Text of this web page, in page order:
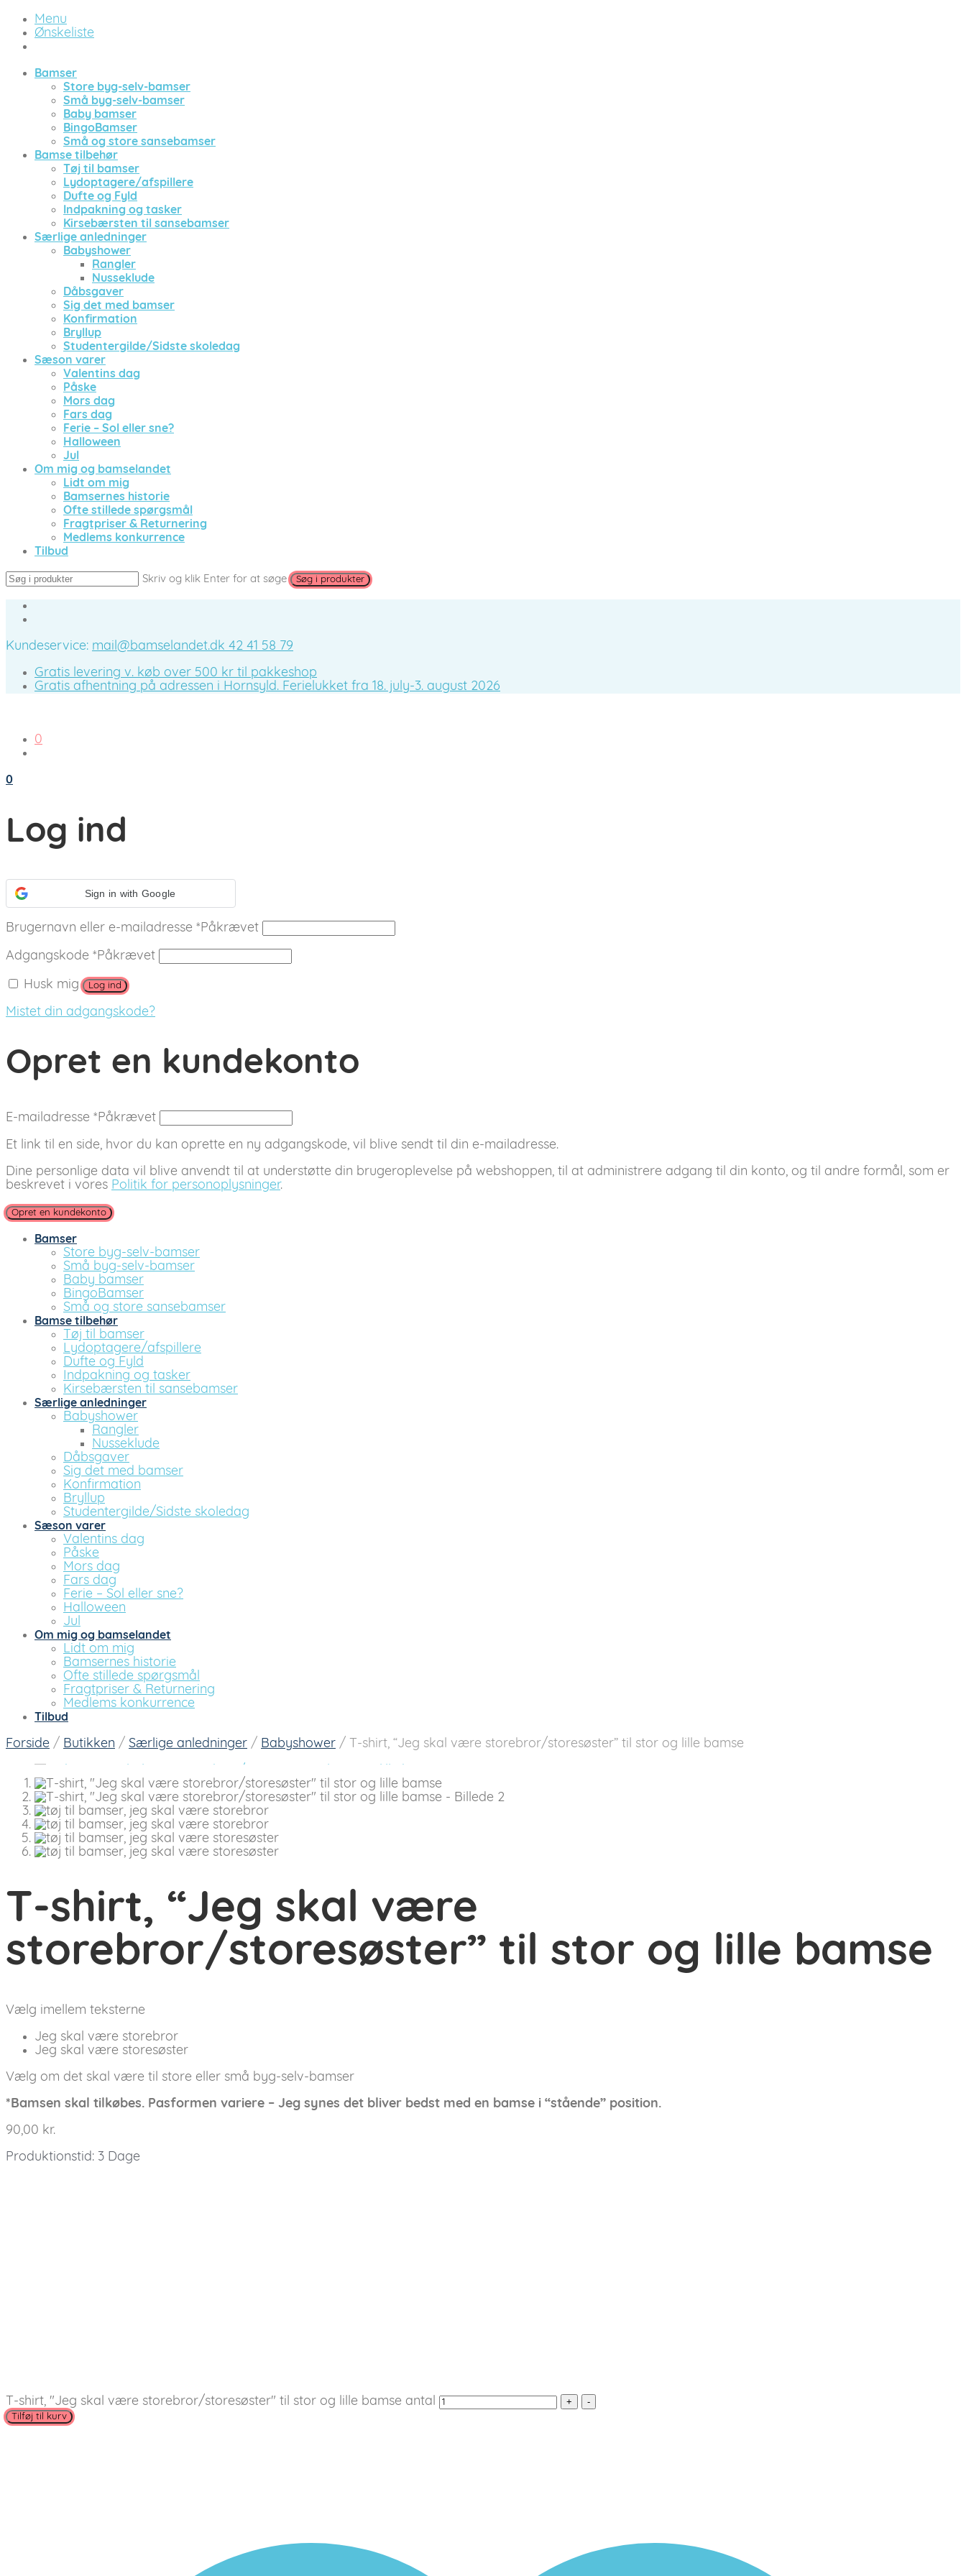
Menu
Ønskeliste
Bamser
Store byg-selv-bamser
Små byg-selv-bamser
Baby bamser
BingoBamser
Små og store sansebamser
Bamse tilbehør
Tøj til bamser
Lydoptagere/afspillere
Dufte og Fyld
Indpakning og tasker
Kirsebærsten til sansebamser
Særlige anledninger
Babyshower
Rangler
Nusseklude
Dåbsgaver
Sig det med bamser
Konfirmation
Bryllup
Studentergilde/Sidste skoledag
Sæson varer
Valentins dag
Påske
Mors dag
Fars dag
Ferie – Sol eller sne?
Halloween
Jul
Om mig og bamselandet
Lidt om mig
Bamsernes historie
Ofte stillede spørgsmål
Fragtpriser & Returnering
Medlems konkurrence
Tilbud
Skriv og klik Enter for at søge
Kundeservice: mail@bamselandet.dk 42 41 58 79
Gratis levering v. køb over 500 kr til pakkeshop
Gratis afhentning på adressen i Hornsyld. Ferielukket fra 18. july-3. august 2026
0
0
Log ind
Sign in with Google
Brugernavn eller e-mailadresse *Påkrævet
Adgangskode *Påkrævet
Husk mig Log ind
Mistet din adgangskode?
Opret en kundekonto
E-mailadresse *Påkrævet
Et link til en side, hvor du kan oprette en ny adgangskode, vil blive sendt til din e-mailadresse.
Dine personlige data vil blive anvendt til at understøtte din brugeroplevelse på webshoppen, til at administrere adgang til din konto, og til andre formål, som er
beskrevet i vores Politik for personoplysninger.
Opret en kundekonto
Bamser
Store byg-selv-bamser
Små byg-selv-bamser
Baby bamser
BingoBamser
Små og store sansebamser
Bamse tilbehør
Tøj til bamser
Lydoptagere/afspillere
Dufte og Fyld
Indpakning og tasker
Kirsebærsten til sansebamser
Særlige anledninger
Babyshower
Rangler
Nusseklude
Dåbsgaver
Sig det med bamser
Konfirmation
Bryllup
Studentergilde/Sidste skoledag
Sæson varer
Valentins dag
Påske
Mors dag
Fars dag
Ferie – Sol eller sne?
Halloween
Jul
Om mig og bamselandet
Lidt om mig
Bamsernes historie
Ofte stillede spørgsmål
Fragtpriser & Returnering
Medlems konkurrence
Tilbud
Forside / Butikken / Særlige anledninger / Babyshower / T-shirt, “Jeg skal være storebror/storesøster” til stor og lille bamse
T-shirt, “Jeg skal være
storebror/storesøster” til stor og lille bamse
Vælg imellem teksterne
Jeg skal være storebror
Jeg skal være storesøster
Vælg om det skal være til store eller små byg-selv-bamser
*Bamsen skal tilkøbes. Pasformen variere – Jeg synes det bliver bedst med en bamse i “stående” position.
90,00 kr.
Produktionstid: 3 Dage
T-shirt, "Jeg skal være storebror/storesøster" til stor og lille bamse antal
Tilføj til kurv